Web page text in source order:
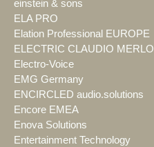
einstein & sons
ELA PRO
Elation Professional EUROPE
ELECTRIC CLAUDIO MERLO
Electro-Voice
EMG Germany
ENCIRCLED audio.solutions
Encore EMEA
Enova Solutions
Entertainment Technology